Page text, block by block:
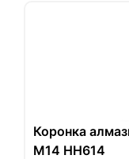
Коронка
M14 HH614